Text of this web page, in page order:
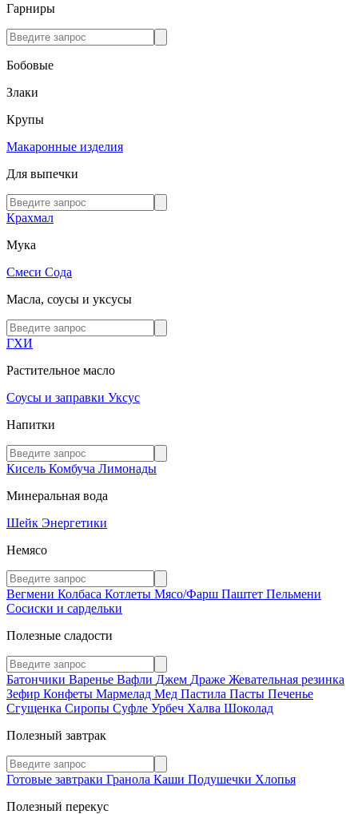
Гарниры
Бобовые
Злаки
Крупы
Макаронные изделия
Для выпечки
Крахмал
Мука
Смеси Сода
Масла, соусы и уксусы
ГХИ
Растительное масло
Соусы и заправки Уксус
Напитки
Кисель Комбуча Лимонады
Минеральная вода
Шейк Энергетики
Немясо
Вегмени Колбаса Котлеты Мясо/Фарш Паштет Пельмени
Сосиски и сардельки
Полезные сладости
Батончики Варенье Вафли Джем Драже Жевательная резинка
Зефир Конфеты Мармелад Мед Пастила Пасты Печенье
Сгущенка Сиропы Суфле Урбеч Халва Шоколад
Полезный завтрак
Готовые завтраки Гранола Каши Подушечки Хлопья
Полезный перекус